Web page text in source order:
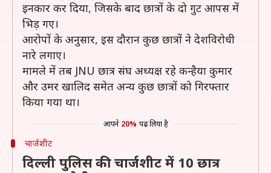
इनकार कर दिया, जिसके बाद छात्रों के दो गुट आपस में
भिड़ गए।
आरोपों के अनुसार, इस दौरान कुछ छात्रों ने देशविरोधी
नारे लगाए।
मामले में तब JNU छात्र संघ अध्यक्ष रहे कन्हैया कुमार
और उमर खालिद समेत अन्य कुछ छात्रों को गिरफ्तार
किया गया था।
आपने 20% पढ़ लिया है
चार्जशीट
दिल्ली पुलिस की चार्जशीट में 10 छात्र